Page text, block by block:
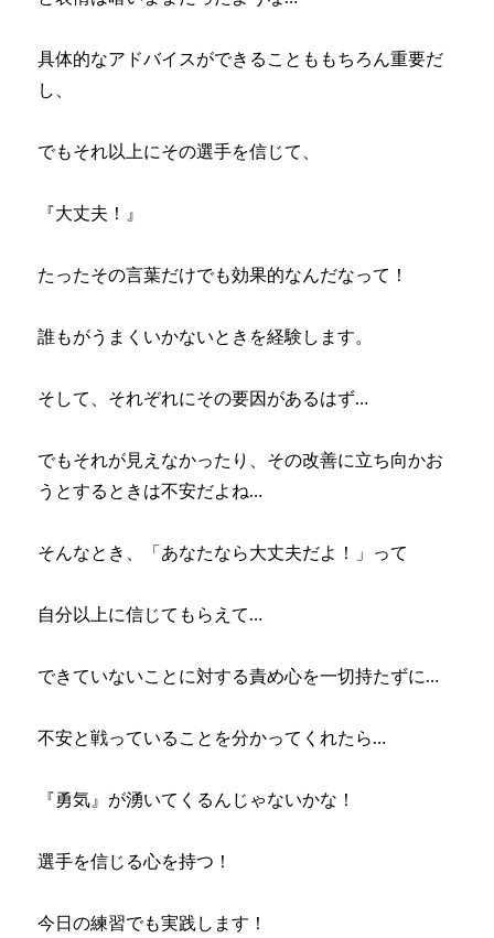
具体的なアドバイスができることももちろん重要だ
し、
でもそれ以上にその選手を信じて、
『大丈夫！』
たったその言葉だけでも効果的なんだなって！
誰もがうまくいかないときを経験します。
そして、それぞれにその要因があるはず…
でもそれが見えなかったり、その改善に立ち向かお
うとするときは不安だよね…
そんなとき、「あなたなら大丈夫だよ！」って
自分以上に信じてもらえて…
できていないことに対する責め心を一切持たずに…
不安と戦っていることを分かってくれたら…
『勇気』が湧いてくるんじゃないかな！
選手を信じる心を持つ！
今日の練習でも実践します！